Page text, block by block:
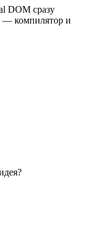
DOM сразу
— компилятор и